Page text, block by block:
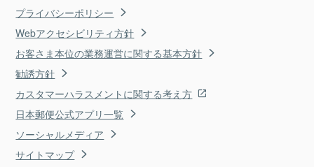
プライバシーポリシー
Webアクセシビリティ方針
お客さま本位の業務運営に関する基本方針
勧誘方針
カスタマーハラスメントに関する考え方
日本郵便公式アプリ一覧
ソーシャルメディア
サイトマップ